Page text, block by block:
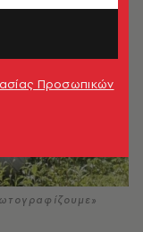
Προσωπικών